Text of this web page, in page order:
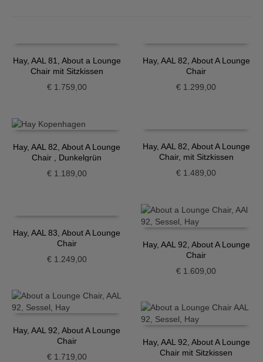
Hay, AAL 81, About a Lounge
Chair mit Sitzkissen
€1.759,00
Hay, AAL 82, About A Lounge
Chair
€ 1.299,00
Hay, AAL 82, About A Lounge
Chair , Dunkelgrün
€1.189,00
Hay, AAL 82, About A Lounge
Chair, mit Sitzkissen
€ 1.489,00
Hay, AAL 83, About A Lounge
Chair
€1.249,00
Hay, AAL 92, About A Lounge
Chair
€ 1.609,00
Hay, AAL 92, About A Lounge
Chair
€1.719,00
Hay, AAL 92, About A Lounge
Chair mit Sitzkissen